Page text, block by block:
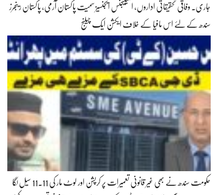
جاری۔ وفاقی تحقیقاتی اداروں، انٹیلیجنس ایجنسیز سمیت پاکستان آرمی، پاکستان رینجرز
سندھ کے لئے اس مافیا کے خلاف ایکشن ایک چیلنج
حکومت سندھ نے بھی غیر قانونی تعمیرات پر کرپشن اور لوٹ مار کی 11.11 سیل لگا